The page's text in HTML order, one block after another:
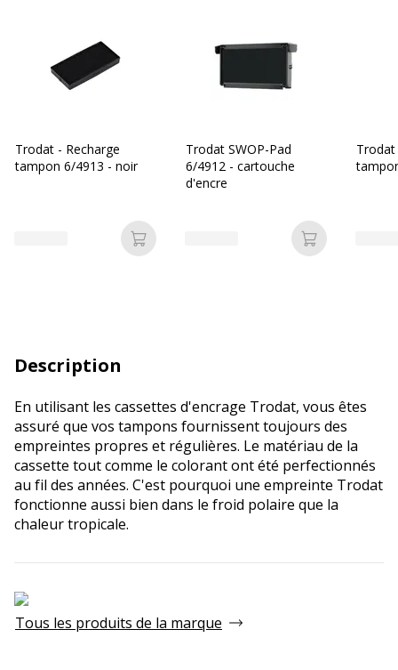
Trodat - Recharge
tampon 6/4913 - noir
Ajouter au panier
Trodat SWOP-Pad
6/4912 - cartouche
d'encre
Ajouter au
Trodat
Description
En utilisant les cassettes d'encrage Trodat, vous êtes
assuré que vos tampons fournissent toujours des
empreintes propres et régulières. Le matériau de la
cassette tout comme le colorant ont été perfectionnés
au fil des années. C'est pourquoi une empreinte Trodat
fonctionne aussi bien dans le froid polaire que la
chaleur tropicale.
Tous les produits de la marque